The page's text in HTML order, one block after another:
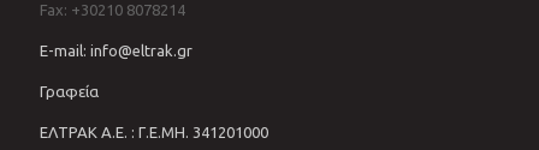
Fax: +30210 8078214
E-mail: info@eltrak.gr
Γραφεία
ΕΛΤΡΑΚ Α.Ε. : Γ.Ε.ΜΗ. 341201000